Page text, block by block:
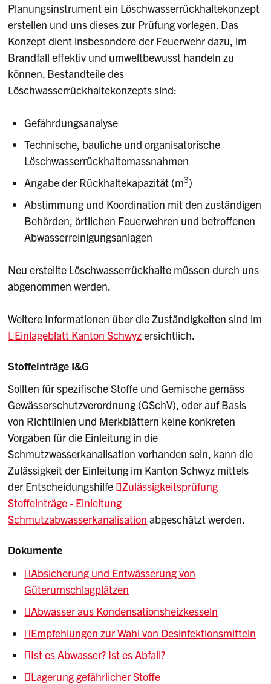
Planungsinstrument ein Löschwasserrückhaltekonzept
erstellen und uns dieses zur Prüfung vorlegen. Das
Konzept dient insbesondere der Feuerwehr dazu, im
Brandfall effektiv und umweltbewusst handeln zu
können. Bestandteile des
Löschwasserrückhaltekonzepts sind:
Gefährdungsanalyse
Technische, bauliche und organisatorische
Löschwasserrückhaltemassnahmen
Angabe der Rückhaltekapazität (m3)
Abstimmung und Koordination mit den zuständigen
Behörden, örtlichen Feuerwehren und betroffenen
Abwasserreinigungsanlagen
Neu erstellte Löschwasserrückhalte müssen durch uns
abgenommen werden.
Weitere Informationen über die Zuständigkeiten sind im
Einlageblatt Kanton Schwyzersichtlich.
Stoffeinträge I&G
Sollten für spezifische Stoffe und Gemische gemäss
Gewässerschutzverordnung (GSchV), oder auf Basis
von Richtlinien und Merkblättern keine konkreten
Vorgaben für die Einleitung in die
Schmutzwasserkanalisation vorhanden sein, kann die
Zulässigkeit der Einleitung im Kanton Schwyz mittels
der Entscheidungshilfe
Zulässigkeitsprüfung
Stoffeinträge - Einleitung
Schmutzabwasserkanalisation abgeschätzt werden.
Dokumente
Absicherung und Entwässerung von
Güterumschlagplätzen
Abwasser aus Kondensationsheizkesseln
Empfehlungen zur Wahl von Desinfektionsmitteln
Ist es Abwasser? Ist es Abfall?
Lagerung gefährlicher Stoffe